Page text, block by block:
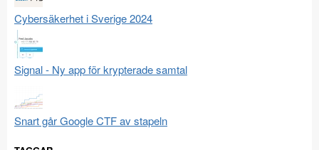
Cybersäkerhet i Sverige 2024
Signal - Ny app för krypterade samtal
Snart går Google CTF av stapeln